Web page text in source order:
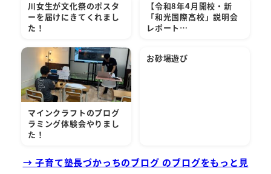
川女生が文化祭のポスタ
ーを届けにきてくれまし
た！
【令和8年4月開校・新
「和光国際高校」説明会
レポート…
マインクラフトのプログ
ラミング体験会やりまし
た！
お砂場遊び
→ 子育て塾長づかっちのブログ のブログをもっと見